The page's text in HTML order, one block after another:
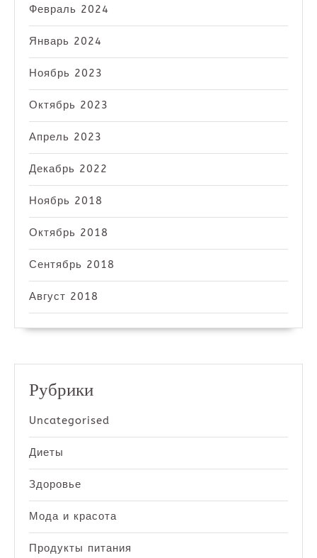
Февраль 2024
Январь 2024
Ноябрь 2023
Октябрь 2023
Апрель 2023
Декабрь 2022
Ноябрь 2018
Октябрь 2018
Сентябрь 2018
Август 2018
Рубрики
Uncategorised
Диеты
Здоровье
Мода и красота
Продукты питания